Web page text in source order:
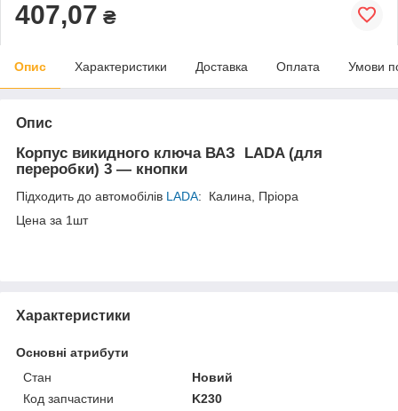
407,07 ₴
Опис Характеристики Доставка Оплата Умови
Опис
Корпус викидного ключа ВАЗ LADA (для
переробки) 3 — кнопки
Підходить до автомобілів LADA: Калина, Пріора
Цена за 1шт
Характеристики
Основні атрибути
Стан
Новий
Код запчастини
K230